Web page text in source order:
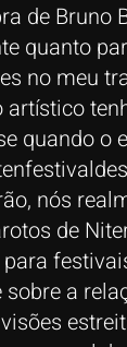
de Bruno
quanto
no meu
quando o
nós
de
a